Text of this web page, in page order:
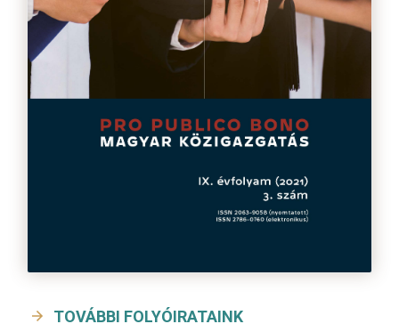
TOVÁBBI FOLYÓIRATAINK